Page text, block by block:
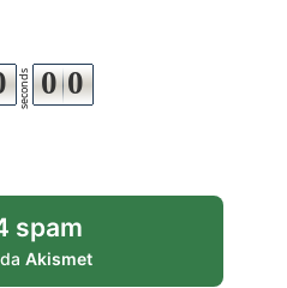
seconds 0 0
spam
daAkismet